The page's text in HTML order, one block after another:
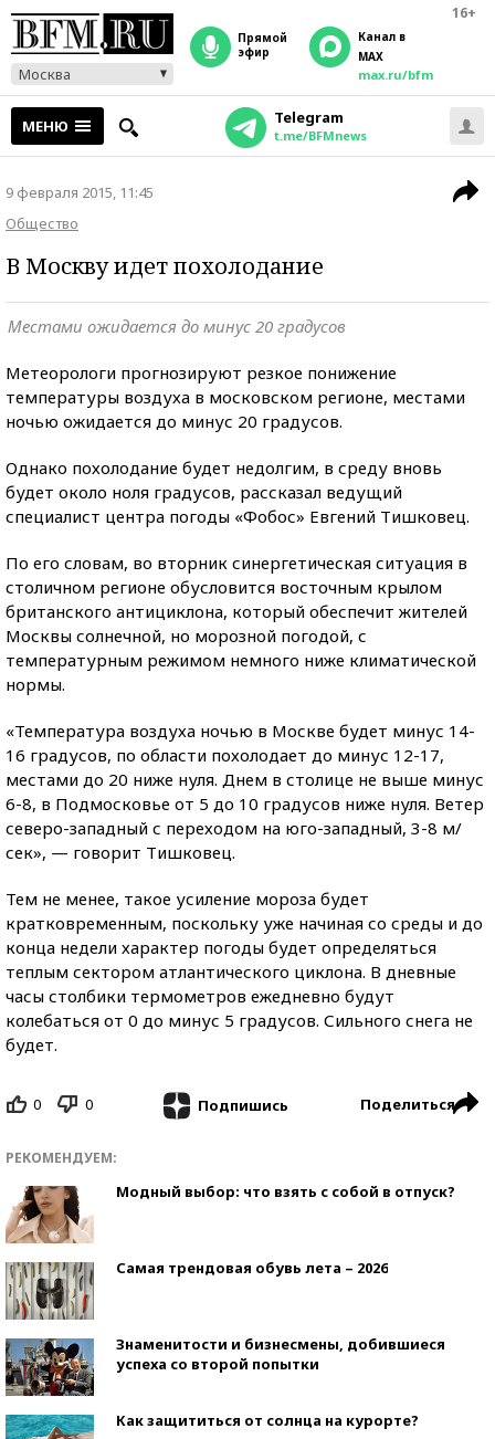
16+
Москва
прямой
эфир
Канал в
MAX
max.ru/bfm
МЕНЮ Telegram
t.me/BFMnews
9 февраля 2015, 11:45
Общество
В Москву идет похолодание
Местами ожидается до минус 20 градусов
Метеорологи прогнозируют резкое понижение
температуры воздуха в московском регионе, местами
ночью ожидается до минус 20 градусов.
Однако похолодание будет недолгим, в среду вновь
будет около ноля градусов, рассказал ведущий
специалист центра погоды «Фобос» Евгений Тишковец.
По его словам, во вторник синергетическая ситуация в
столичном регионе обусловится восточным крылом
британского антициклона, который обеспечит жителей
Москвы солнечной, но морозной погодой, с
температурным режимом немного ниже климатической
нормы.
«Температура воздуха ночью в Москве будет минус 14-
16 градусов, по области похолодает до минус 12-17,
местами до 20 ниже нуля. Днем в столице не выше минус
6-8, в Подмосковье от 5 до 10 градусов ниже нуля. Ветер
северо-западный с переходом на юго-западный, 3-8 м/
сек», — говорит Тишковец.
Тем не менее, такое усиление мороза будет
кратковременным, поскольку уже начиная со среды и до
конца недели характер погоды будет определяться
теплым сектором атлантического циклона. В дневные
часы столбики термометров ежедневно будут
колебаться от 0 до минус 5 градусов. Сильного снега не
будет.
0 0 Подпишись Поделиться
РЕКОМЕНДУЕМ:
Модный выбор: что взять с собой в отпуск?
Самая трендовая обувь лета – 2026
Знаменитости и бизнесмены, добившиеся
успеха со второй попытки
Как защититься от солнца на курорте?